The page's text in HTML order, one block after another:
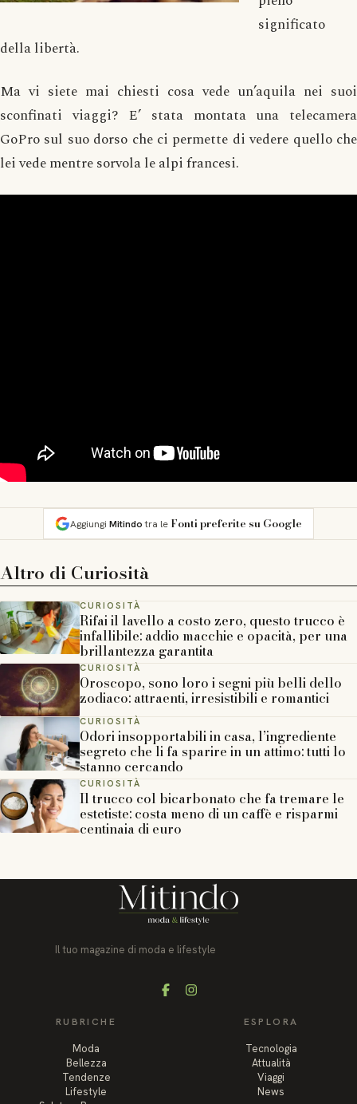
significato
della libertà.
Ma vi siete mai chiesti cosa vede un’aquila nei suoi
sconfinati viaggi? E’ stata montata una telecamera
GoPro sul suo dorso che ci permette di vedere quello che
lei vede mentre sorvola le alpi francesi.
Aggiungi Mitindotra le Fonti preferite su Google
Altro di Curiosità
CURIOSITÀ
Rifai il lavello a costo zero, questo trucco è
infallibile: addio macchie e opacità, per una
brillantezza garantita
CURIOSITÀ
Oroscopo, sono loro i segni più belli dello
zodiaco: attraenti, irresistibili e romantici
CURIOSITÀ
Odori insopportabili in casa, l’ingrediente
segreto che li fa sparire in un attimo: tutti lo
stanno cercando
CURIOSITÀ
Il trucco col bicarbonato che fa tremare le
estetiste: costa meno di un caffè e risparmi
centinaia di euro
Il tuo magazine di moda e lifestyle
FacebookInstagram
RUBRICHE
Moda
Bellezza
Tendenze
Lifestyle
ESPLORA
Tecnologia
Attualità
Viaggi
News